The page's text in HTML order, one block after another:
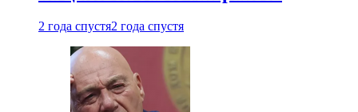
2 года спустя2 года спустя